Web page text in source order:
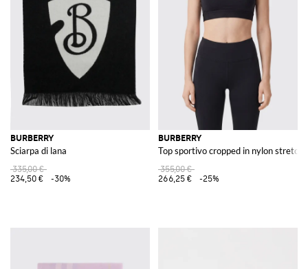
BURBERRY
Sciarpa di lana
335,00 €
234,50 €
-30%
BURBERRY
Top sportivo cropped in nylon stretch
355,00 €
266,25 €
-25%